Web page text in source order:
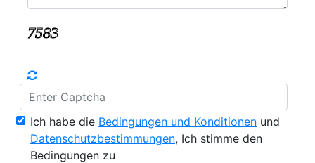
Ich habe die Bedingungen und Konditionen und
Datenschutzbestimmungen, Ich stimme den
Bedingungen zu